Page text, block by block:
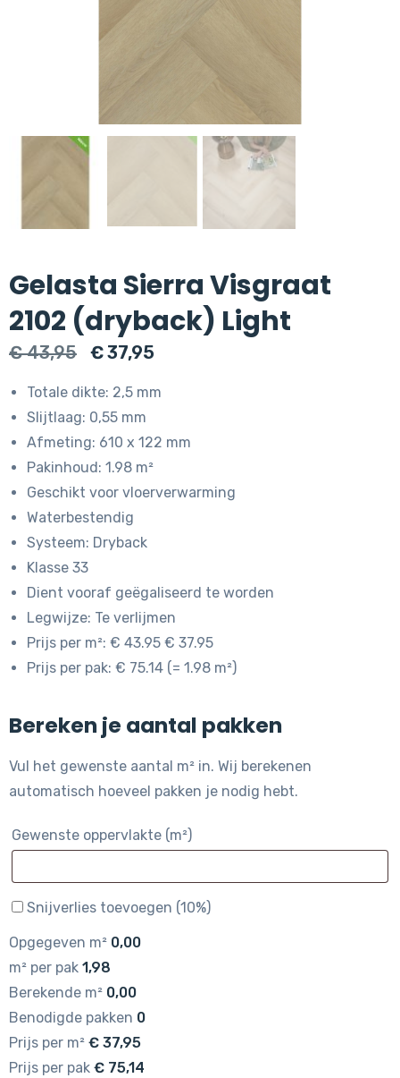
Gelasta Sierra Visgraat
2102 (dryback) Light
€43,95
Oorspronkelijke
€ 43,95.
€37,95
€ 37,95.
Totale dikte: 2,5 mm
Slijtlaag: 0,55 mm
Afmeting: 610 x 122 mm
Pakinhoud: 1.98 m²
Geschikt voor vloerverwarming
Waterbestendig
Systeem: Dryback
Klasse 33
Dient vooraf geëgaliseerd te worden
Legwijze: Te verlijmen
Prijs per m²: € 43.95 € 37.95
Prijs per pak: € 75.14 (= 1.98 m²)
Bereken je aantal pakken
Vul het gewenste aantal m² in. Wij berekenen
automatisch hoeveel pakken je nodig hebt.
Gewenste oppervlakte (m²)
Snijverlies toevoegen (10%)
Opgegeven m² 0,00
m² per pak 1,98
Berekende m² 0,00
Benodigde pakken 0
Prijs per m² € 37,95
Prijs per pak € 75,14